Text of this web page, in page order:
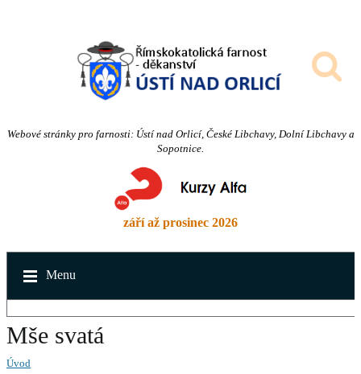
Webové stránky pro farnosti: Ústí nad Orlicí, České Libchavy, Dolní Libchavy a
Sopotnice.
září až prosinec 2026
Menu
Mše svatá
Úvod